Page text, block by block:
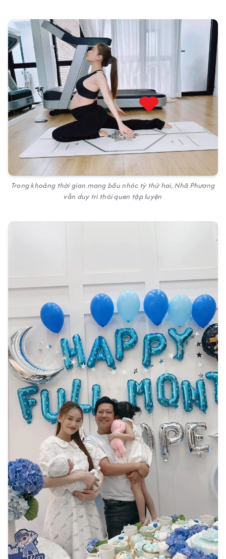
Trong khoảng thời gian mang bầu nhóc tỳ thứ hai, Nhã Phương
vẫn duy trì thói quen tập luyện